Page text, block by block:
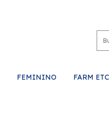
FEMININO FARM ETC